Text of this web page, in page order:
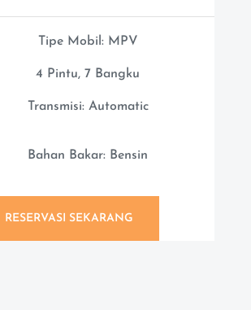
Tipe Mobil: MPV
4 Pintu, 7 Bangku
Transmisi: Automatic
Bahan Bakar: Bensin
RESERVASI SEKARANG